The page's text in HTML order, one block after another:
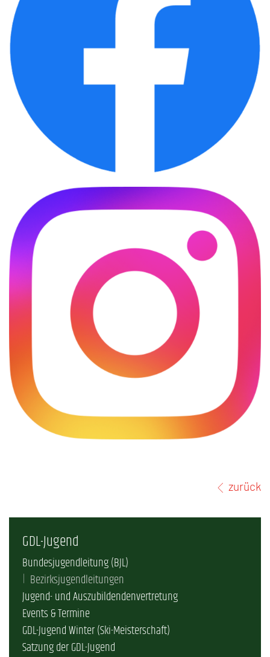
zurück
GDL-Jugend
Bundesjugendleitung (BJL)
Bezirksjugendleitungen
Jugend- und Auszubildendenvertretung
Events & Termine
GDL-Jugend Winter (Ski-Meisterschaft)
Satzung der GDL-Jugend